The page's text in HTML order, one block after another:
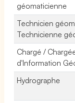
géomaticienne
Technicien
Technicienne
Chargé /
d'Information
Hydrographe